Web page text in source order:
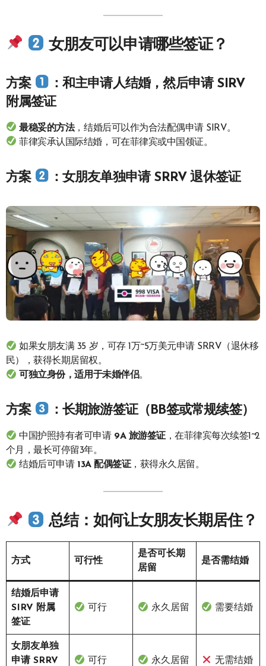
女朋友可以申请哪些签证？
方案
：和主申请人结婚，然后申请 SIRV
附属签证
最稳妥的方法，结婚后可以作为合法配偶申请 SIRV。
菲律宾承认国际结婚，可在菲律宾或中国领证。
方案 ：女朋友单独申请 SRRV 退休签证
如果女朋友满 35 岁，可存 1万~5万美元申请 SRRV（退休移
民），获得长期居留权。
可独立身份，适用于未婚伴侣。
方案 ：长期旅游签证（BB签或常规续签）
中国护照持有者可申请 9A 旅游签证，在菲律宾每次续签1~2
个月，最长可停留3年。
结婚后可申请 13A 配偶签证，获得永久居留。
总结：如何让女朋友长期居住？
方式 可行性
是否可长期
居留
是否需结婚
结婚后申请
SIRV 附属
签证
可行 永久居留 需要结婚
女朋友单独
申请 SRRV
可行 永久居留 无需结婚